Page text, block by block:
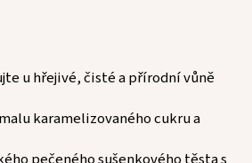
u hřejivé, čisté a přírodní vůně
karamelizovaného cukru a